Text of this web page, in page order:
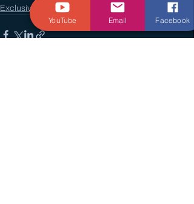
Exclusivos
YouTube Email Facebook